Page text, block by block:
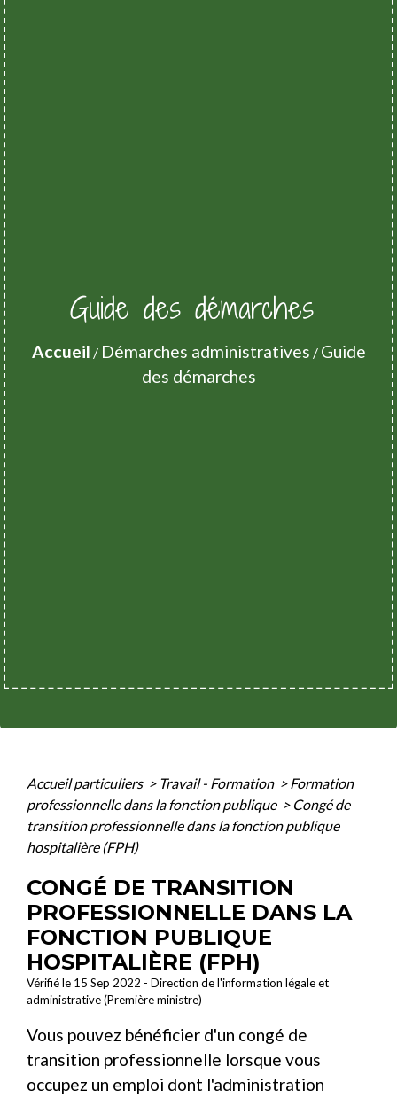
Guide des démarches
Accueil / Démarches administratives / Guide
des démarches
Accueil particuliers > Travail - Formation > Formation
professionnelle dans la fonction publique > Congé de
transition professionnelle dans la fonction publique
hospitalière (FPH)
CONGÉ DE TRANSITION
PROFESSIONNELLE DANS LA
FONCTION PUBLIQUE
HOSPITALIÈRE (FPH)
Vérifié le 15 Sep 2022 - Direction de l'information légale et
administrative (Première ministre)
Vous pouvez bénéficier d'un congé de
transition professionnelle lorsque vous
occupez un emploi dont l'administration